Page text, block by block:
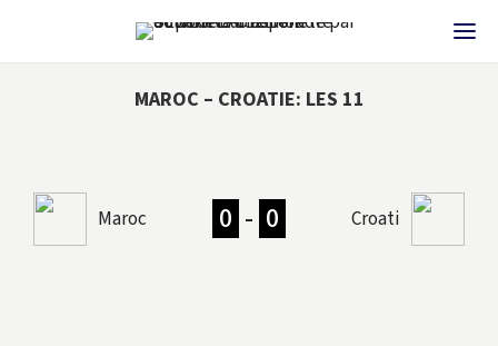
MAROC – CROATIE: LES 11
Maroc 0 - 0 Croatie